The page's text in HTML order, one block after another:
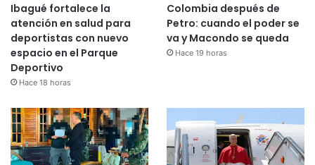
Ibagué fortalece la
atención en salud para
deportistas con nuevo
espacio en el Parque
Deportivo
Hace 18 horas
Colombia después de
Petro: cuando el poder se
va y Macondo se queda
Hace 19 horas